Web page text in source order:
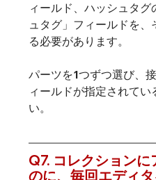
ィールド、ハッシュタ
ュタグ」フィールドを
る必要があります。
パーツを1つずつ選び、
ィールドが指定されてい
い。
Q7. コレクション
のに、毎回エディ